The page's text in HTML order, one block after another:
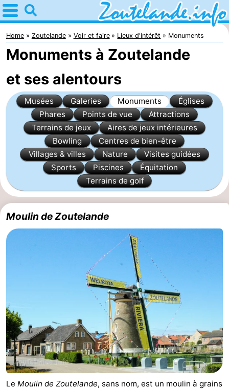
Home
Zoutelande
Astuces
Avec
les
enfants
Webcam
Webcam
Langstraat
Webcam
la
nuit
Appartements
-
Aparthotel
-
Duinweg
18
-
Kurhaus
-
Residentie
Soutelande
Campings
Chambre
Home Zoutelande Voir et faire Lieux d'intérêt Monuments
Monuments à Zoutelande
et ses alentours
Musées Galeries Monuments
Églises
Phares
Points de vue
Attractions
Terrains de jeux
Aires de jeux intérieures
Bowling
Centres de bien-être
Villages & villes
Nature
Visites guidées
Sports
Piscines
Équitation
Terrains de golf
Moulin de Zoutelande
Le Moulin de Zoutelande, sans nom, est un moulin à grains